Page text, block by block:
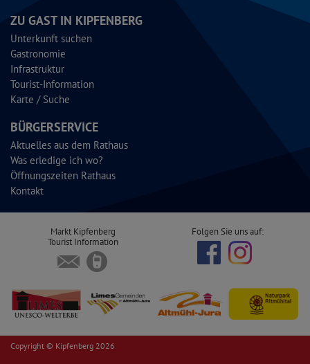
ZU GAST IN KIPFENBERG
Unterkunft suchen
Gastronomie
Infrastruktur
Tourist-Information
Karte / Suche
BÜRGERSERVICE
Aktuelles aus dem Rathaus
Was erledige ich wo?
Öffnungszeiten Rathaus
Kontakt
Markt Kipfenberg
Tourist Information
Folgen Sie uns auf:
Copyright © Kipfenberg 2026